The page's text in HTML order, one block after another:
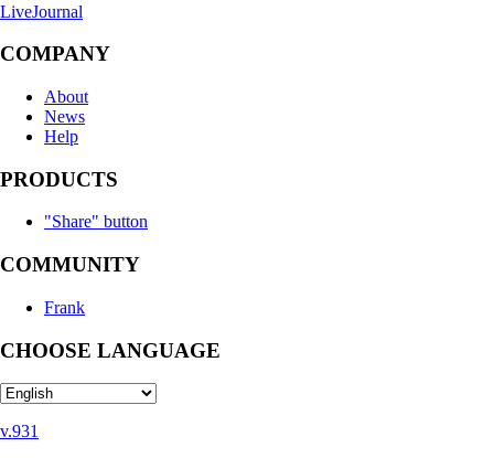
LiveJournal
COMPANY
About
News
Help
PRODUCTS
"Share" button
COMMUNITY
Frank
CHOOSE LANGUAGE
v.931